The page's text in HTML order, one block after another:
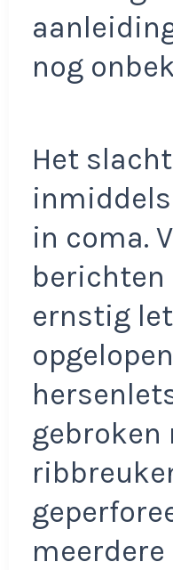
nog
Het
in coma.
ernstig
gebroken